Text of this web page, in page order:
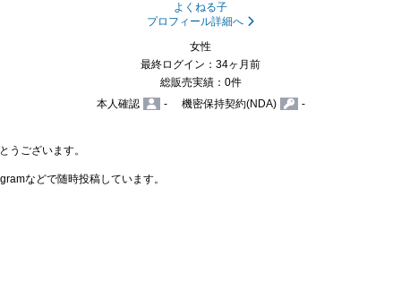
よくねる子
プロフィール詳細へ
女性
最終ログイン：34ヶ月前
総販売実績：0件
本人確認
- 機密保持契約(NDA) -
うございます。
などで随時投稿しています。